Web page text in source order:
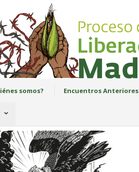
somos? Encuentros Anteriores